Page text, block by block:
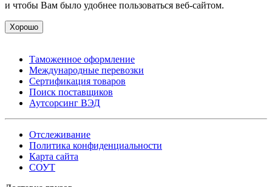
и чтобы Вам было удобнее пользоваться веб-сайтом.
Хорошо
Таможенное оформление
Международные перевозки
Сертификация товаров
Поиск поставщиков
Аутсорсинг ВЭД
Отслеживание
Политика конфиденциальности
Карта сайта
СОУТ